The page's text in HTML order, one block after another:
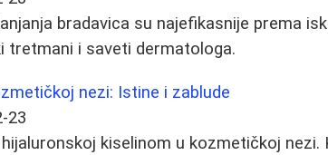
bradavica su najefikasnije prema
tretmani i saveti dermatologa.
nezi: Istine i zablude
23
kiselinom u kozmetičkoj nezi.